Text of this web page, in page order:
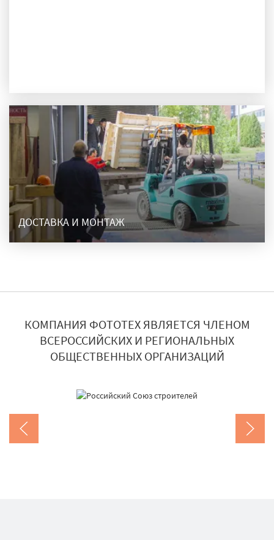
ДОСТАВКА И МОНТАЖ
КОМПАНИЯ ФОТОТЕХ ЯВЛЯЕТСЯ ЧЛЕНОМ
ВСЕРОССИЙСКИХ И РЕГИОНАЛЬНЫХ
ОБЩЕСТВЕННЫХ ОРГАНИЗАЦИЙ